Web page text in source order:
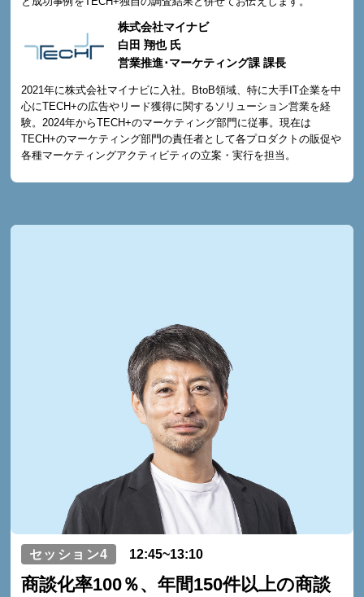
株式会社マイナビ
白田 翔也 氏
営業推進･マーケティング課 課長
2021年に株式会社マイナビに入社。BtoB領域、特に大手IT企業を中
心にTECH+の広告やリード獲得に関するソリューション営業を経
験。2024年からTECH+のマーケティング部門に従事。現在は
TECH+のマーケティング部門の責任者として各プロダクトの販促や
各種マーケティングアクティビティの立案・実行を担当。
セッション4 12:45~13:10
商談化率100％、年間150件以上の商談